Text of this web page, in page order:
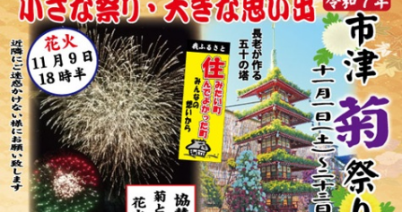
し
教
室
は
「ク
リ
ス
マ
ス
ツ
リ
ー
ま
た
は
サ